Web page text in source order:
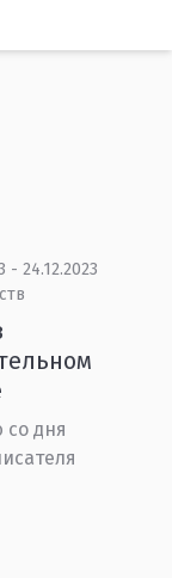
- 24.12.2023
со дня